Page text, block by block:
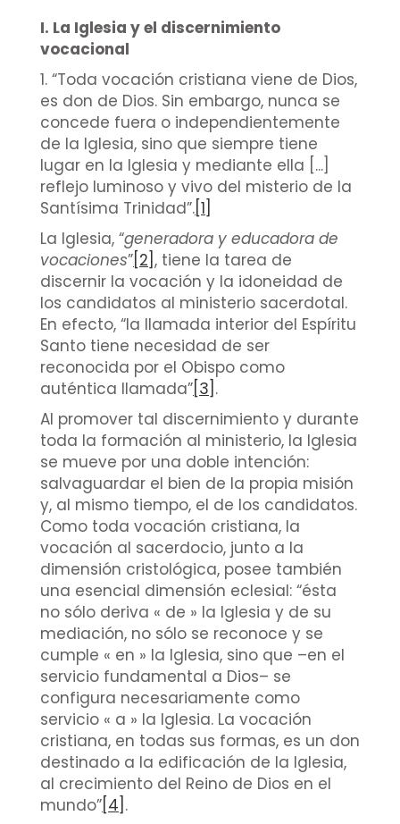
I. La Iglesia y el discernimiento
vocacional
1. “Toda vocación cristiana viene de Dios,
es don de Dios. Sin embargo, nunca se
concede fuera o independientemente
de la Iglesia, sino que siempre tiene
lugar en la Iglesia y mediante ella [...]
reflejo luminoso y vivo del misterio de la
Santísima Trinidad”. [1]
La Iglesia, “generadora y educadora de
vocaciones” [2] , tiene la tarea de
discernir la vocación y la idoneidad de
los candidatos al ministerio sacerdotal.
En efecto, “la llamada interior del Espíritu
Santo tiene necesidad de ser
reconocida por el Obispo como
auténtica llamada” [3] .
Al promover tal discernimiento y durante
toda la formación al ministerio, la Iglesia
se mueve por una doble intención:
salvaguardar el bien de la propia misión
y, al mismo tiempo, el de los candidatos.
Como toda vocación cristiana, la
vocación al sacerdocio, junto a la
dimensión cristológica, posee también
una esencial dimensión eclesial: “ésta
no sólo deriva « de » la Iglesia y de su
mediación, no sólo se reconoce y se
cumple « en » la Iglesia, sino que –en el
servicio fundamental a Dios– se
configura necesariamente como
servicio « a » la Iglesia. La vocación
cristiana, en todas sus formas, es un don
destinado a la edificación de la Iglesia,
al crecimiento del Reino de Dios en el
mundo” [4] .